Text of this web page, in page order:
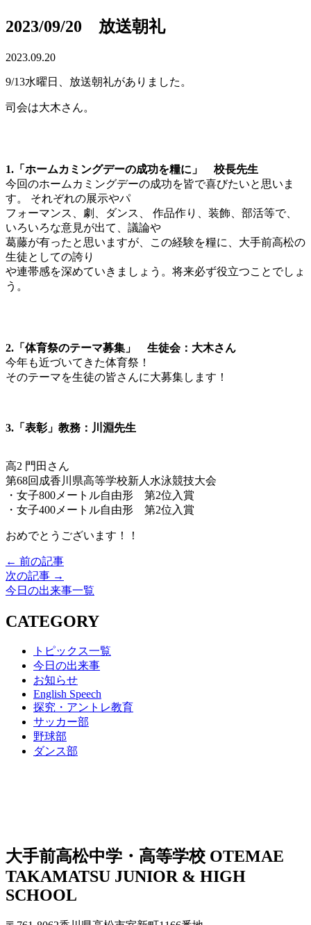
2023/09/20 放送朝礼
2023.09.20
9/13水曜日、放送朝礼がありました。
司会は大木さん。
1.「ホームカミングデーの成功を糧に」 校長先生
今回のホームカミングデーの成功を皆で喜びたいと思いま
す。 それぞれの展示やパ
フォーマンス、劇、ダンス、 作品作り、装飾、部活等で、
いろいろな意見が出て、議論や
葛藤が有ったと思いますが、この経験を糧に、大手前高松の
生徒としての誇り
や連帯感を深めていきましょう。将来必ず役立つことでしょ
う。
2.「体育祭のテーマ募集」 生徒会：大木さん
今年も近づいてきた体育祭！
そのテーマを生徒の皆さんに大募集します！
3.「表彰」教務：川淵先生
高2 門田さん
第68回成香川県高等学校新人水泳競技大会
・女子800メートル自由形 第2位入賞
・女子400メートル自由形 第2位入賞
おめでとうございます！！
← 前の記事
次の記事 →
今日の出来事一覧
CATEGORY
トピックス一覧
今日の出来事
お知らせ
English Speech
探究・アントレ教育
サッカー部
野球部
ダンス部
大手前高松中学・高等学校 OTEMAE
TAKAMATSU JUNIOR & HIGH
SCHOOL